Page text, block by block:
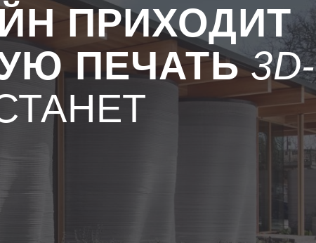
ПРИХОДИТ
ПЕЧАТЬ 3D-